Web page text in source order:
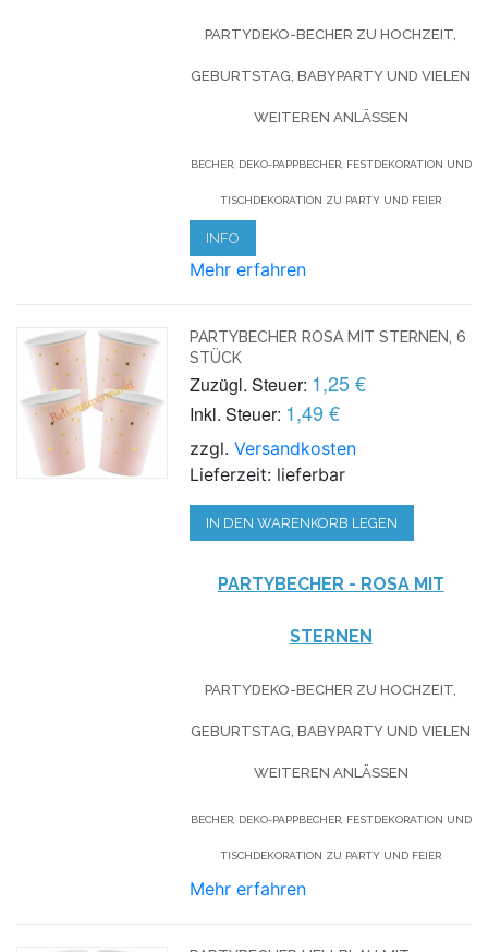
PARTYDEKO-BECHER ZU HOCHZEIT,
GEBURTSTAG, BABYPARTY UND VIELEN
WEITEREN ANLÄSSEN
BECHER, DEKO-PAPPBECHER, FESTDEKORATION UND
TISCHDEKORATION ZU PARTY UND FEIER
INFO
Mehr erfahren
PARTYBECHER ROSA MIT STERNEN, 6
STÜCK
Zuzügl. Steuer: 1,25 €
Inkl. Steuer: 1,49 €
zzgl.Versandkosten
Lieferzeit: lieferbar
IN DEN WARENKORB LEGEN
PARTYBECHER - ROSA MIT
STERNEN
PARTYDEKO-BECHER ZU HOCHZEIT,
GEBURTSTAG, BABYPARTY UND VIELEN
WEITEREN ANLÄSSEN
BECHER, DEKO-PAPPBECHER, FESTDEKORATION UND
TISCHDEKORATION ZU PARTY UND FEIER
Mehr erfahren